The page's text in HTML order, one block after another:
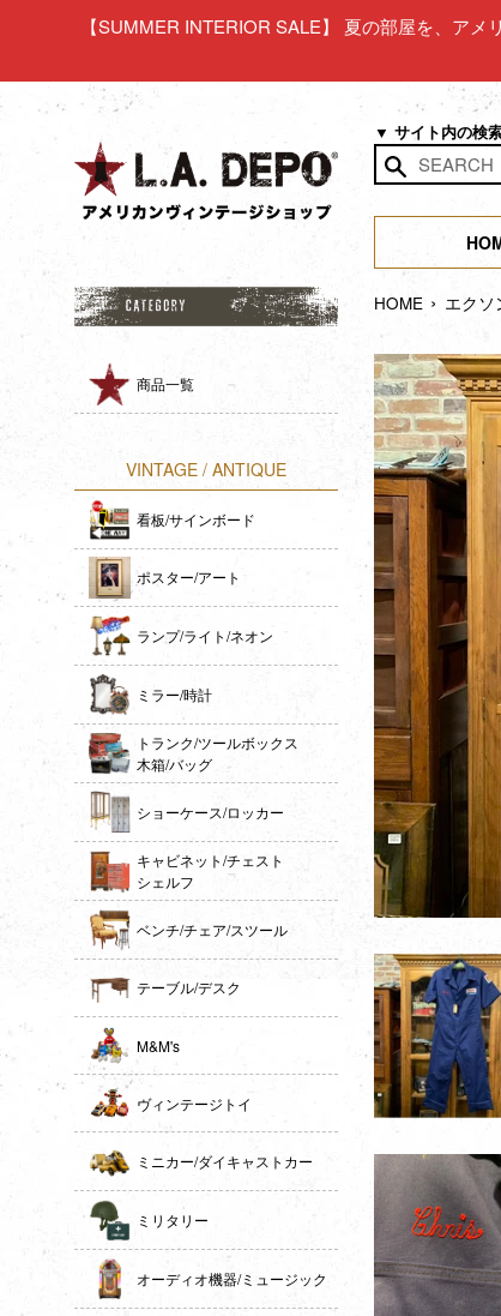
【SUMMER INTERIOR SALE】 夏の部屋を、ア
▼ サイト内の検
検
索
る
商品一覧
VINTAGE / ANTIQUE
看板/サインボード
ポスター/アート
ランプ/ライト/ネオン
ミラー/時計
トランク/ツールボックス
木箱/バッグ
ショーケース/ロッカー
キャビネット/チェスト
シェルフ
ベンチ/チェア/スツール
テーブル/デスク
M&M's
ヴィンテージトイ
ミニカー/ダイキャストカー
ミリタリー
オーディオ機器/ミュージック
HOME › エク